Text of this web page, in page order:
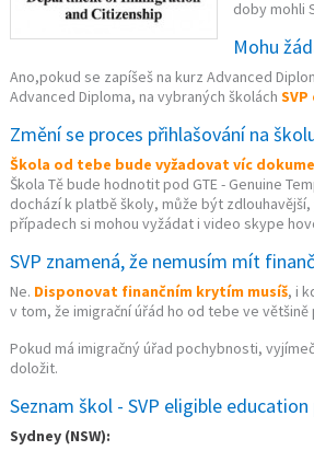
doby mohli
Mohu
Ano,pokud se zapíšeš na kurz Advanced
Advanced Diploma, na vybraných školách
Změní se proces přihlašování na
Škola od tebe bude vyžadovat víc
Škola Tě bude hodnotit pod GTE - Genuine
dochází k platbě školy, může být
případech si mohou vyžádat i video skype
SVP znamená, že nemusím mít
Ne. Disponovat finančním krytím musíš, i
v tom, že imigrační úřád ho od tebe ve
Pokud má imigračný úřad pochybnosti,
doložit.
Seznam škol - SVP eligible
Sydney (NSW):